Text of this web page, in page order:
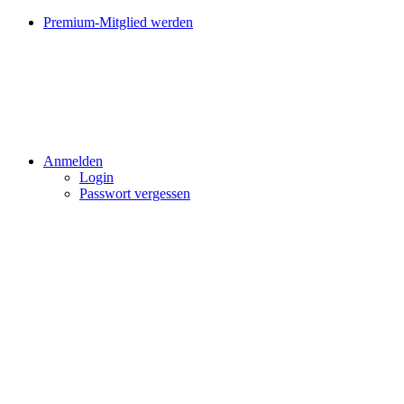
Premium-Mitglied werden
Anmelden
Login
Passwort vergessen